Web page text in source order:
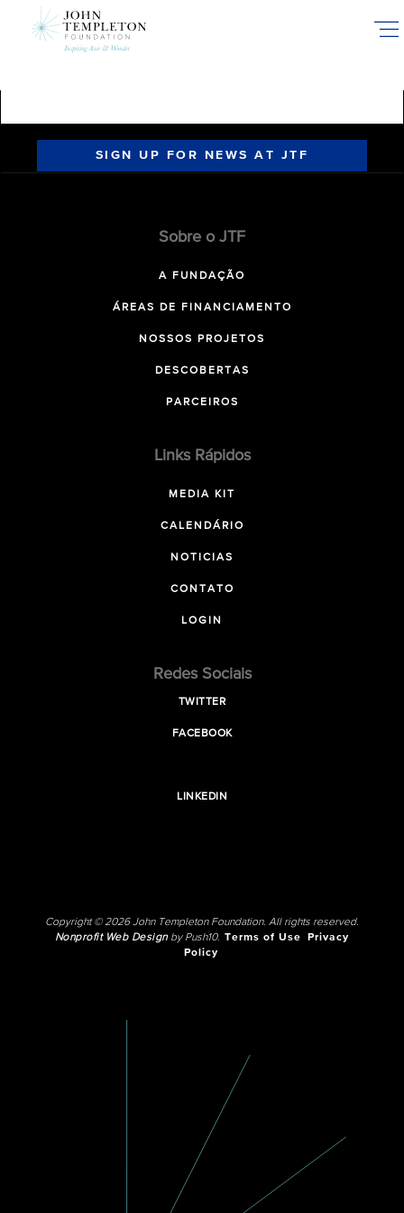
SIGN UP FOR NEWS AT JTF
Sobre o JTF
A FUNDAÇÃO
ÁREAS DE FINANCIAMENTO
NOSSOS PROJETOS
DESCOBERTAS
PARCEIROS
Links Rápidos
MEDIA KIT
CALENDÁRIO
NOTICIAS
CONTATO
LOGIN
Redes Sociais
TWITTER
FACEBOOK
LINKEDIN
Copyright © 2026 John Templeton Foundation. All rights reserved.
Nonprofit Web Designby Push10. Terms of Use
Privacy
Policy